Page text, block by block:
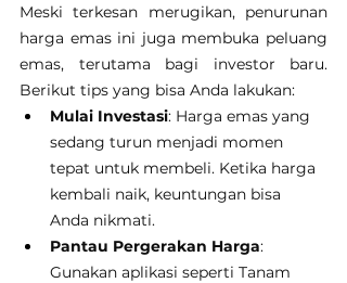
Meski terkesan merugikan, penurunan
harga emas ini juga membuka peluang
emas, terutama bagi investor baru.
Berikut tips yang bisa Anda lakukan:
Mulai Investasi: Harga emas yang
sedang turun menjadi momen
tepat untuk membeli. Ketika harga
kembali naik, keuntungan bisa
Anda nikmati.
Pantau Pergerakan Harga:
Gunakan aplikasi seperti Tanam